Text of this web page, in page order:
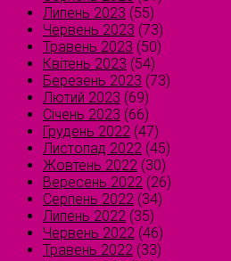
Липень 2023 (55)
Червень 2023 (73)
Травень 2023 (50)
Квітень 2023 (54)
Березень 2023 (73)
Лютий 2023 (69)
Січень 2023 (66)
Грудень 2022 (47)
Листопад 2022 (45)
Жовтень 2022 (30)
Вересень 2022 (26)
Серпень 2022 (34)
Липень 2022 (35)
Червень 2022 (46)
Травень 2022 (33)